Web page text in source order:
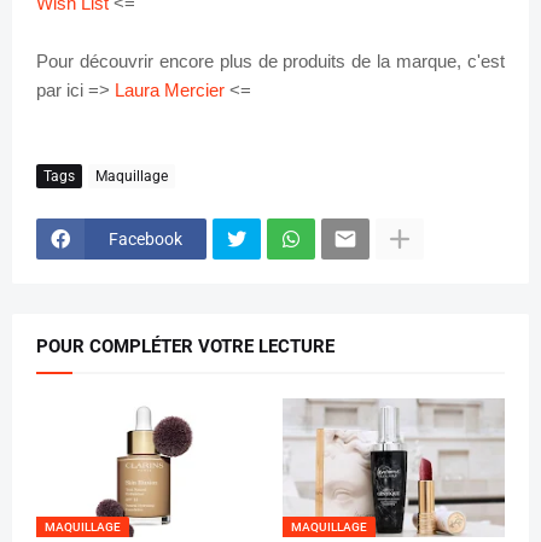
Pour découvrir encore plus de produits de la marque, c'est
par ici => Laura Mercier <=
Tags Maquillage
Facebook
POUR COMPLÉTER VOTRE LECTURE
MAQUILLAGE MAQUILLAGE